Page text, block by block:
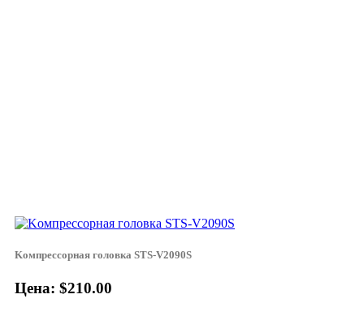
Koмпpeccopнaя гoлoвкa STS-V2090S
Цена: $210.00